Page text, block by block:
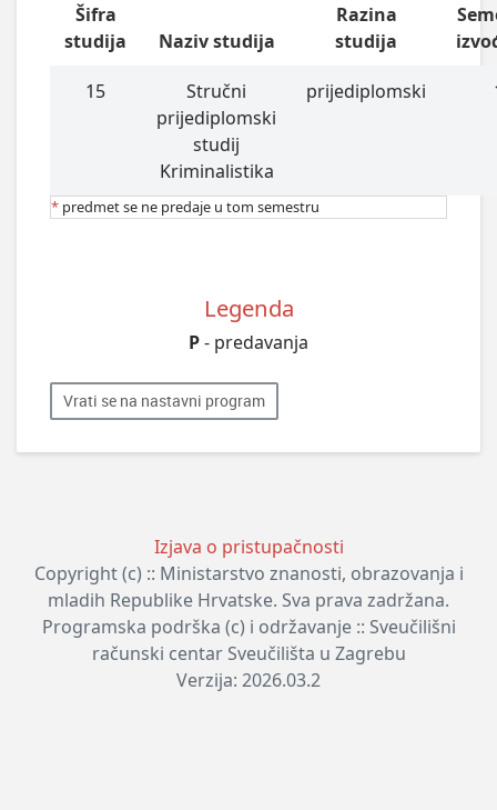
Šifra
studija
Naziv studija
Razina
studija
15
Stručni
prijediplomski
studij
Kriminalistika
prijediplomski
* predmet se ne predaje u tom semestru
Legenda
P- predavanja
Vrati se na nastavni program
Izjava o pristupačnosti
Copyright (c) :: Ministarstvo znanosti, obrazovanja i
mladih Republike Hrvatske. Sva prava zadržana.
Programska podrška (c) i održavanje :: Sveučilišni
računski centar Sveučilišta u Zagrebu
Verzija: 2026.03.2